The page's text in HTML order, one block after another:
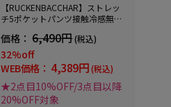
【RUCKENBACCHAR】ストレッ
チ5ポケットパンツ接触冷感無地
価格： 6,490円(税込)
32%off
WEB価格： 4,389円(税込)
★2点目10%OFF/3点目以降
20%OFF対象